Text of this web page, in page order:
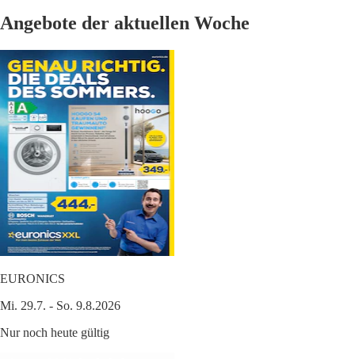
Angebote der aktuellen Woche
EURONICS
Mi. 29.7. - So. 9.8.2026
Nur noch heute gültig